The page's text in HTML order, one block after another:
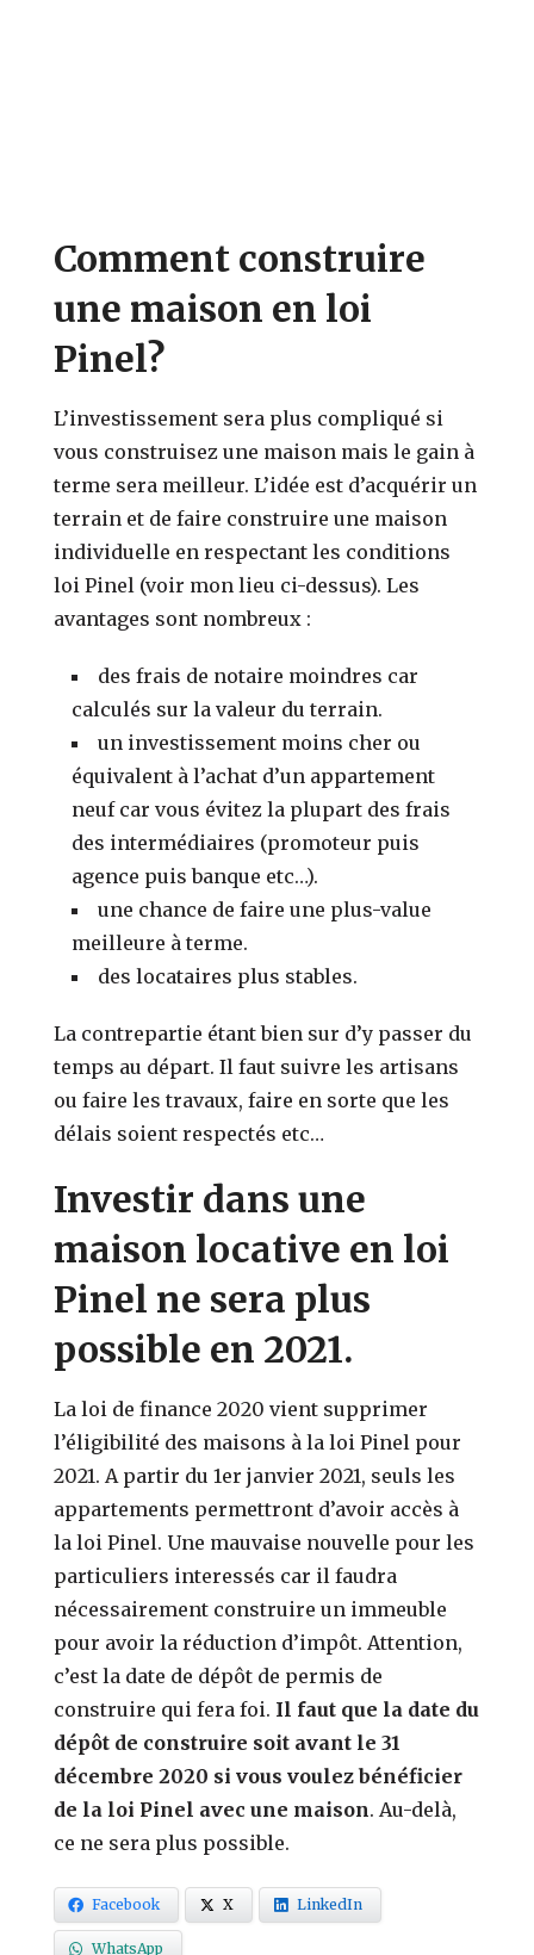
Comment construire
une maison en loi
Pinel?
L’investissement sera plus compliqué si
vous construisez une maison mais le gain à
terme sera meilleur. L’idée est d’acquérir un
terrain et de faire construire une maison
individuelle en respectant les conditions
loi Pinel (voir mon lieu ci-dessus). Les
avantages sont nombreux :
des frais de notaire moindres car
calculés sur la valeur du terrain.
un investissement moins cher ou
équivalent à l’achat d’un appartement
neuf car vous évitez la plupart des frais
des intermédiaires (promoteur puis
agence puis banque etc…).
une chance de faire une plus-value
meilleure à terme.
des locataires plus stables.
La contrepartie étant bien sur d’y passer du
temps au départ. Il faut suivre les artisans
ou faire les travaux, faire en sorte que les
délais soient respectés etc…
Investir dans une
maison locative en loi
Pinel ne sera plus
possible en 2021.
La loi de finance 2020 vient supprimer
l’éligibilité des maisons à la loi Pinel pour
2021. A partir du 1er janvier 2021, seuls les
appartements permettront d’avoir accès à
la loi Pinel. Une mauvaise nouvelle pour les
particuliers interessés car il faudra
nécessairement construire un immeuble
pour avoir la réduction d’impôt. Attention,
c’est la date de dépôt de permis de
construire qui fera foi. Il faut que la date du
dépôt de construire soit avant le 31
décembre 2020 si vous voulez bénéficier
de la loi Pinel avec une maison. Au-delà,
ce ne sera plus possible.
Facebook X LinkedIn
WhatsApp